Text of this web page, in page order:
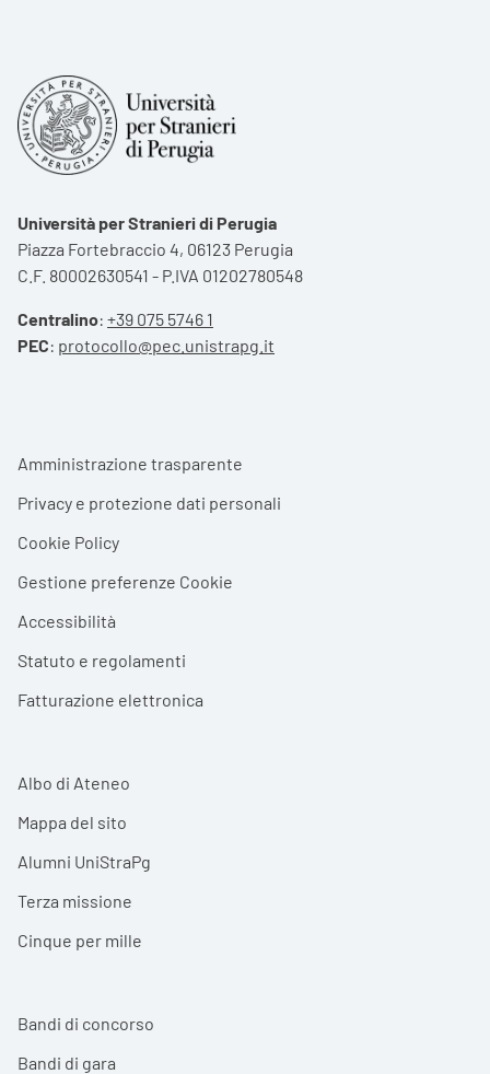
Università per Stranieri di Perugia
Piazza Fortebraccio 4, 06123 Perugia
C.F. 80002630541 - P.IVA 01202780548
Centralino: +39 075 5746 1
PEC: protocollo@pec.unistrapg.it
Footer menu
Amministrazione trasparente
Privacy e protezione dati personali
Cookie Policy
Gestione preferenze Cookie
Accessibilità
Statuto e regolamenti
Fatturazione elettronica
Albo di Ateneo
Mappa del sito
Alumni UniStraPg
Terza missione
Cinque per mille
Bandi di concorso
Bandi di gara